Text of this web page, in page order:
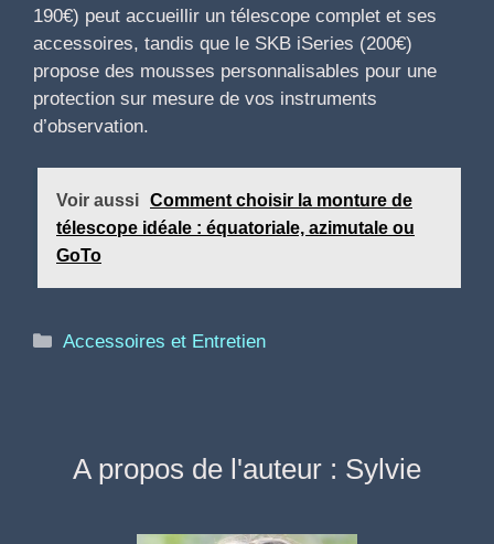
190€) peut accueillir un télescope complet et ses
accessoires, tandis que le SKB iSeries (200€)
propose des mousses personnalisables pour une
protection sur mesure de vos instruments
d’observation.
Voir aussi Comment choisir la monture de
télescope idéale : équatoriale, azimutale ou
GoTo
Catégories
Accessoires et Entretien
A propos de l'auteur : Sylvie